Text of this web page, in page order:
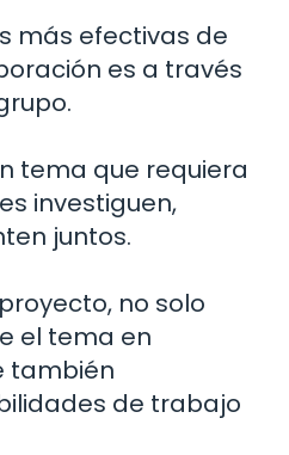
más efectivas de
es a través
tema que requiera
investiguen,
juntos.
no solo
el tema en
también
de trabajo